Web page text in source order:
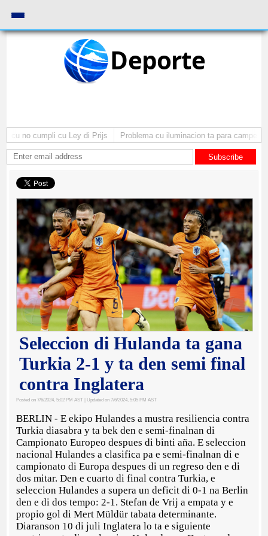
Deporte
cu no cumpli cu Ley di Prijs Problema cu iluminacion ta para
Subscribe
Seleccion di Hulanda ta gana
Turkia 2-1 y ta den semi final
contra Inglatera
Posted on 7/6/2024, 5:02 PM AST | Updated on 7/6/2024, 5:05 PM AST
BERLIN - E ekipo Hulandes a mustra resiliencia contra
Turkia diasabra y ta bek den e semi-finalnan di
Campionato Europeo despues di binti aña. E seleccion
nacional Hulandes a clasifica pa e semi-finalnan di e
campionato di Europa despues di un regreso den e di
dos mitar. Den e cuarto di final contra Turkia, e
seleccion Hulandes a supera un deficit di 0-1 na Berlin
den e di dos tempo: 2-1. Stefan de Vrij a empata y e
propio gol di Mert Müldür tabata determinante.
Diaranson 10 di juli Inglatera lo ta e siguiente